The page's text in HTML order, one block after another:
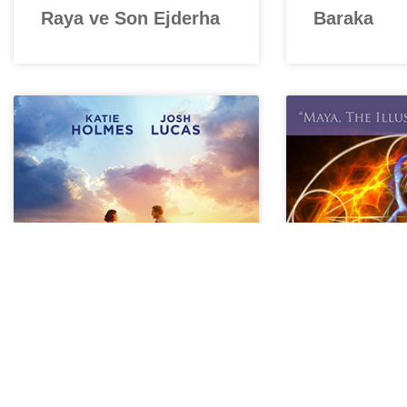
Raya ve Son Ejderha Baraka